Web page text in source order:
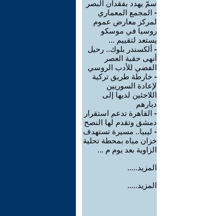
سمّ يهدد بفقدان البصر
- المجمع المعماري
لمركز معارض عموم
روسيا في موسكو
يستعد لتقييم ...
- ألكسندر بلوك.. رحيل
أنهى حقبة العصر
الفضي للأدب الروسي
- خارطة طريق تركية
لإعادة السوريين
اللاجئين لديها إلى
ديارهم
- القاهرة تدعم استقرار
دمشق وتقدم لها النصح
- ليبيا.. مسيرة تستهدف
خزان مياه بمحطة تحلية
الزاوية بعد يوم م ...
المزيد.....
المزيد.....